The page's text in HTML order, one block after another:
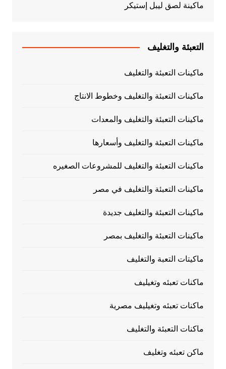
ماكينة لصق ليبل إستيكر
التعبئة والتغليف
ماكينات التعبئة والتغليف
ماكينات التعبئة والتغليف وخطوط الانتاج
ماكينات التعبئة والتغليف والمعدات
ماكينات التعبئة والتغليف وأسعارها
ماكينات التعبئة والتغليف للمشروعات الصغيره
ماكينات التعبئة والتغليف في مصر
ماكينات التعبئة والتغليف جديدة
ماكينات التعبئة والتغليف بمصر
ماكيتات التعبة والتغليف
ماكنات تعبئه وتغيليف
ماكنات تعبئه وتغيليف مصرية
ماكنات التعبئة والتغليف
ماكن تعبئه وتغليف